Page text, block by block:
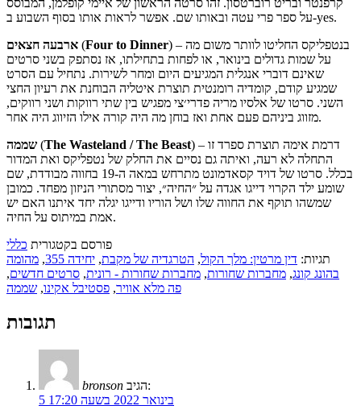
על ספר פרי עטה ובאותו שם. אפשר לראות אותו בסוף השבוע ב-yes.
ארבעה חצאים (Four to Dinner) – בנטפליקס החליטו לוותר משום מה
על שמות גדולים בינואר, או לפחות בתחילתו, אז נסתפק בשני סרטים
שאינם דוברי אנגלית המגיעים היום ומחר לשירות. נתחיל עם הסרט
שמגיע קודם, קומדיה רומנטית תוצרת איטליה הבוחנת את רעיון החצי
השני. סרטו של אלסיו מריה פדרי׳צי מפגיש בין שתי רווקות ושני רווקים,
מזווג ביניהם פעם אחת ואז בוחן מה היה קורה אילו הזיווג היה אחר.
שממה (The Wasteland / The Beast) – דרמת אימה תוצרת ספרד זו
התחלה לא רעה, ואיתה גם נסיים את החלק של נטפליקס ואת המדור
בכלל. סרטו של דויד קסאדמונט מתרחש במאה ה-19 בחווה מבודדת, שם
שומע ילד הקרוי דייגו אגדה על ״החיה״, יצור מסתורי הניזון מפחד. כמובן
שמשהו תוקף את החווה שלו ושל הוריו ודייגו יגלה יחד איתנו האם יש
אמת במיתוס על החיה.
פורסם בקטגורית כללי
תגיות: דין מרטין: מלך הקול, הטרגדיה של מקבת, יחידה 355 , מהומה
בהונג קונג, מחברות שחורות, מחברות שחורות - רונית, סרטים חדשים,
פה מלא אוויר, פסטיבל אקינו, שממה
תגובות
bronson
הגיב:
5 בינואר 2022 בשעה 17:20